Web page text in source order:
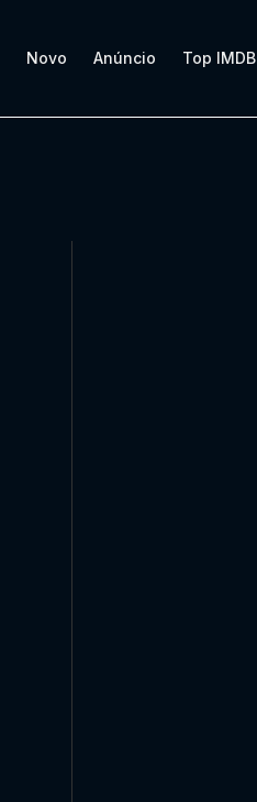
Novo Anúncio Top IMDB